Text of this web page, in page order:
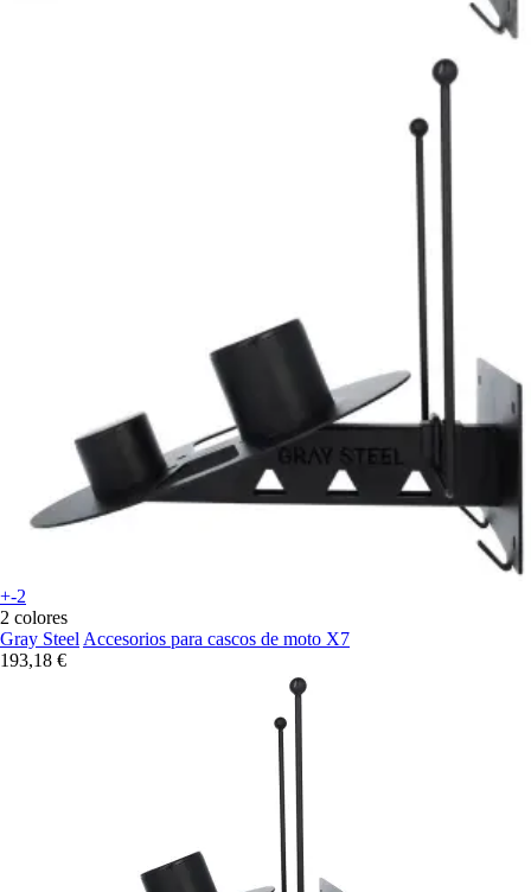
+-2
2 colores
Gray Steel Accesorios para cascos de moto X7
193,18 €